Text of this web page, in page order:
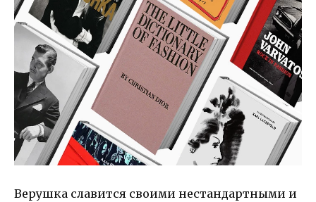
Верушка славится своими нестандартными и